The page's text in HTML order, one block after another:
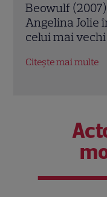
Jack Ryan:
Chris Pine și
contra